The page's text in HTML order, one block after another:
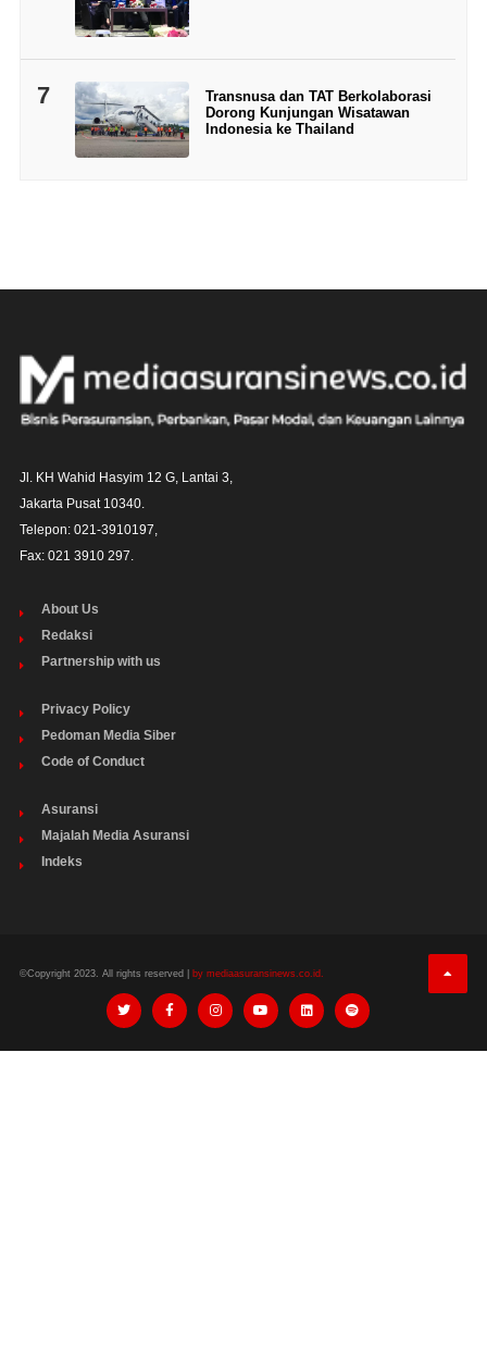
7
Transnusa dan TAT Berkolaborasi
Dorong Kunjungan Wisatawan
Indonesia ke Thailand
Jl. KH Wahid Hasyim 12 G, Lantai 3,
Jakarta Pusat 10340.
Telepon: 021-3910197,
Fax: 021 3910 297.
About Us
Redaksi
Partnership with us
Privacy Policy
Pedoman Media Siber
Code of Conduct
Asuransi
Majalah Media Asuransi
Indeks
©Copyright 2023. All rights reserved | by mediaasuransinews.co.id.